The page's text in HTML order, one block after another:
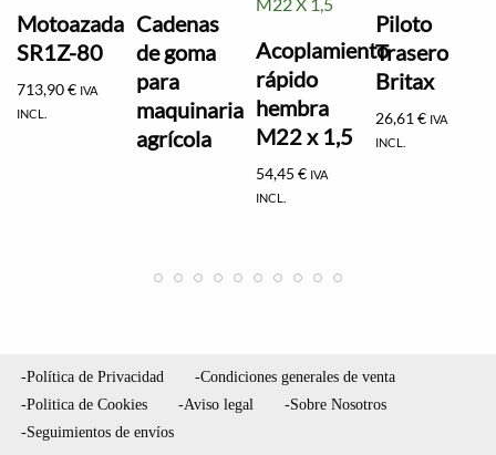
Motoazada
SR1Z-80
713,90€ IVA
INCL.
Cadenas
de goma
para
maquinaria
agrícola
Acoplamiento
rápido
hembra
M22 x 1,5
54,45€ IVA
INCL.
Piloto
Trasero
Britax
26,61€ IVA
INCL.
-Política de Privacidad
-Condiciones generales de venta
-Politica de Cookies
-Aviso legal
-Sobre Nosotros
-Seguimientos de envíos